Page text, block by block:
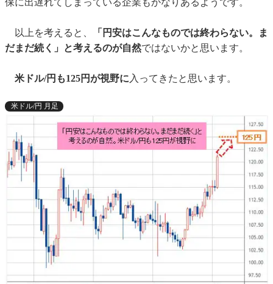
以上を考えると、
「円安はこんなものでは終わらない。ま
だまだ続く」と考えるのが自然ではないかと思います。
米ドル/円も125円が視野に 入ってきたと思います。
米ドル/円 月足